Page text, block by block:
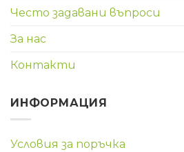
Често задавани въпроси
За нас
Контакти
ИНФОРМАЦИЯ
Условия за поръчка